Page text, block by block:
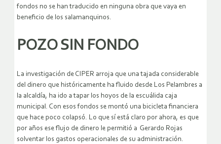
fondos no se han traducido en ninguna obra que vaya en
beneficio de los salamanquinos.
POZO SIN FONDO
La investigación de CIPER arroja que una tajada considerable
del dinero que históricamente ha fluido desde Los Pelambres a
la alcaldía, ha ido a tapar los hoyos de la escuálida caja
municipal. Con esos fondos se montó una bicicleta financiera
que hace poco colapsó. Lo que sí está claro por ahora, es que
por años ese flujo de dinero le permitió a Gerardo Rojas
solventar los gastos operacionales de su administración.